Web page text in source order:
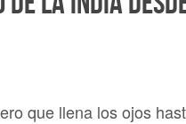
que llena los ojos